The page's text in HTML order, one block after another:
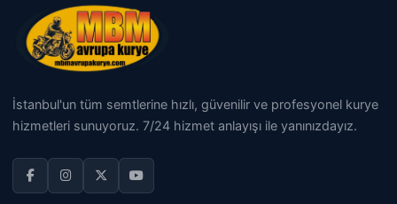
İstanbul'un tüm semtlerine hızlı, güvenilir ve profesyonel kurye
hizmetleri sunuyoruz. 7/24 hizmet anlayışı ile yanınızdayız.